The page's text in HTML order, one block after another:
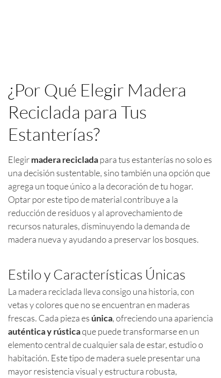
¿Por Qué Elegir Madera
Reciclada para Tus
Estanterías?
Elegirmadera recicladapara tus estanterías no solo es
una decisión sustentable, sino también una opción que
agrega un toque único a la decoración de tu hogar.
Optar por este tipo de material contribuye a la
reducción de residuos y al aprovechamiento de
recursos naturales, disminuyendo la demanda de
madera nueva y ayudando a preservar los bosques.
Estilo y Características Únicas
La madera reciclada lleva consigo una historia, con
vetas y colores que no se encuentran en maderas
frescas. Cada pieza es única, ofreciendo una apariencia
auténtica y rústicaque puede transformarse en un
elemento central de cualquier sala de estar, estudio o
habitación. Este tipo de madera suele presentar una
mayor resistencia visual y estructura robusta,